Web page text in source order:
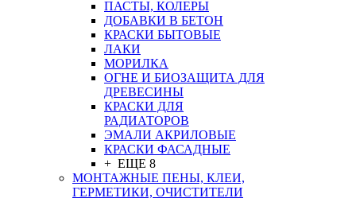
ПАСТЫ, КОЛЕРЫ
ДОБАВКИ В БЕТОН
КРАСКИ БЫТОВЫЕ
ЛАКИ
МОРИЛКА
ОГНЕ И БИОЗАЩИТА ДЛЯ
ДРЕВЕСИНЫ
КРАСКИ ДЛЯ
РАДИАТОРОВ
ЭМАЛИ АКРИЛОВЫЕ
КРАСКИ ФАСАДНЫЕ
+ ЕЩЕ 8
МОНТАЖНЫЕ ПЕНЫ, КЛЕИ,
ГЕРМЕТИКИ, ОЧИСТИТЕЛИ